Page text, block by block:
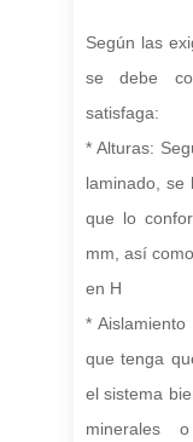
Según las
se debe
satisfaga:
* Alturas:
laminado, se
que lo
mm, así
en H
*
que tenga
el sistema